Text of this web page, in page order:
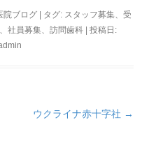
院ブログ | タグ: スタッフ募集、受
、社員募集、訪問歯科 | 投稿日:
ウクライナ赤十字社 →